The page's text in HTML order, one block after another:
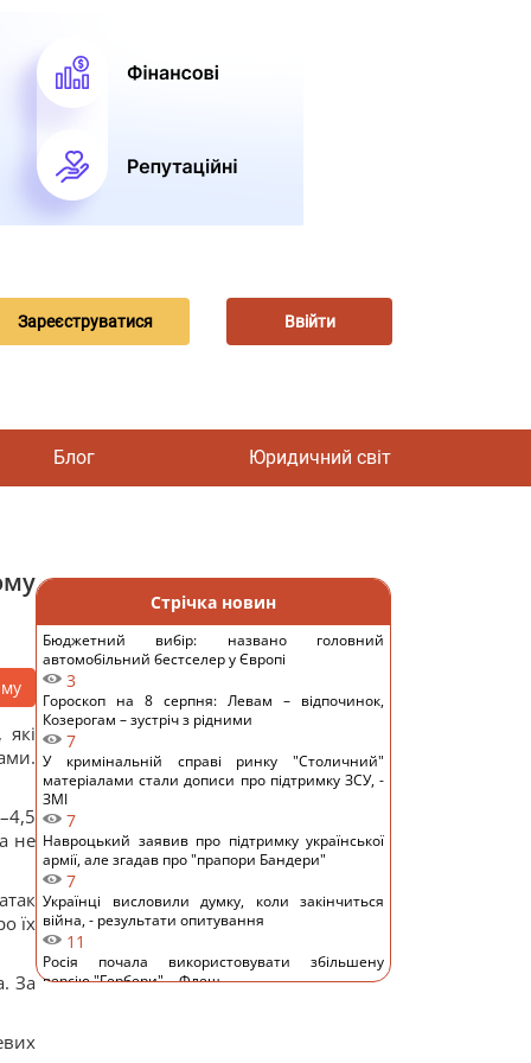
Зареєструватися Ввійти
Блог Юридичний світ
не
їх
За
Стрічка новин
Бюджетний вибір: названо головний
автомобільний бестселер у Європі
3
Гороскоп на 8 серпня: Левам – відпочинок,
Козерогам – зустріч з рідними
7
У кримінальній справі ринку "Столичний"
матеріалами стали дописи про підтримку ЗСУ, -
ЗМІ
7
Навроцький заявив про підтримку української
армії, але згадав про "прапори Бандери"
7
Українці висловили думку, коли закінчиться
війна, - результати опитування
11
Росія почала використовувати збільшену
версію "Гербери", - Флеш